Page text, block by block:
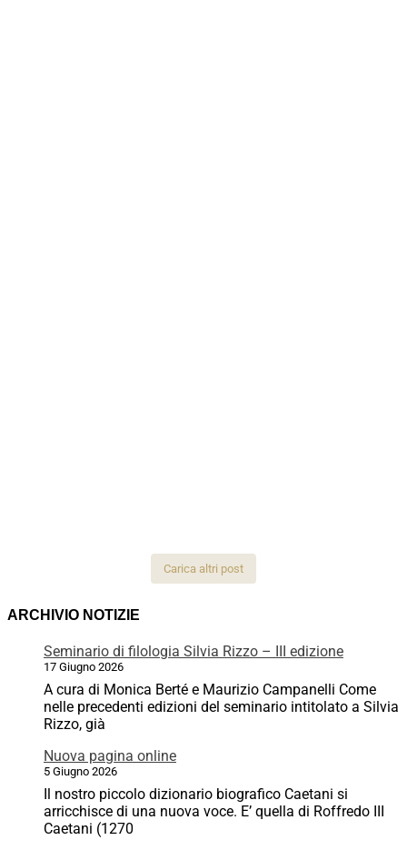
Carica altri post
ARCHIVIO NOTIZIE
Seminario di filologia Silvia Rizzo – III edizione
17 Giugno 2026
A cura di Monica Berté e Maurizio Campanelli Come
nelle precedenti edizioni del seminario intitolato a Silvia
Rizzo, già
Nuova pagina online
5 Giugno 2026
Il nostro piccolo dizionario biografico Caetani si
arricchisce di una nuova voce. E’ quella di Roffredo III
Caetani (1270